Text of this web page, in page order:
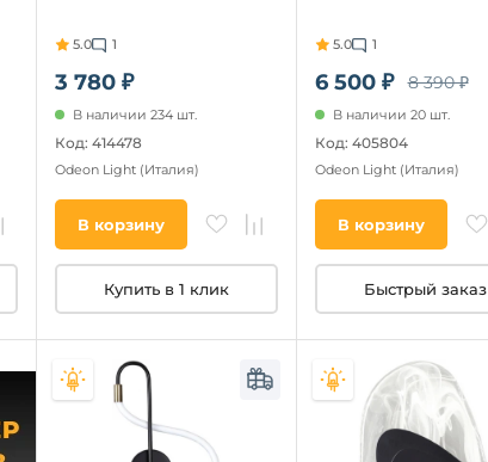
3 780 ₽
5.0 1
В наличии 234 шт.
Код: 414478
Odeon Light (Италия)
В корзину
Купить в 1 клик
6 500 ₽ 8 390 ₽
5.0 1
В наличии 20 шт.
Код: 405804
Odeon Light (Италия)
В корзину
Быстрый заказ